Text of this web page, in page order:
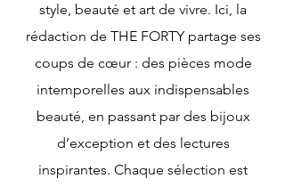
style, beauté et art de vivre. Ici, la
rédaction de THE FORTY partage ses
coups de cœur : des pièces mode
intemporelles aux indispensables
beauté, en passant par des bijoux
d’exception et des lectures
inspirantes. Chaque sélection est